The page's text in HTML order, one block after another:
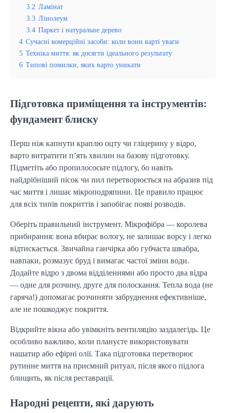
3.2 Ламінат
3.3 Лінолеум
3.4 Паркет і натуральне дерево
4 Сучасні комерційні засоби: коли вони варті уваги
5 Техніка миття: як досягти ідеального результату
6 Типові помилки, яких варто уникати
Підготовка приміщення та інструментів:
фундамент блиску
Перш ніж капнути краплю оцту чи гліцерину у відро,
варто витратити п’ять хвилин на базову підготовку.
Підметіть або пропилососьте підлогу, бо навіть
найдрібніший пісок чи пил перетворюється на абразив під
час миття і лишає мікроподряпини. Це правило працює
для всіх типів покриттів і запобігає появі розводів.
Оберіть правильний інструмент. Мікрофібра — королева
прибирання: вона вбирає вологу, не залишає ворсу і легко
відтискається. Звичайна ганчірка або губчаста швабра,
навпаки, розмазує бруд і вимагає частої зміни води.
Додайте відро з двома відділеннями або просто два відра
— одне для розчину, друге для полоскання. Тепла вода (не
гаряча!) допомагає розчиняти забруднення ефективніше,
але не пошкоджує покриття.
Відкрийте вікна або увімкніть вентиляцію заздалегідь. Це
особливо важливо, коли плануєте використовувати
нашатир або ефірні олії. Така підготовка перетворює
рутинне миття на приємний ритуал, після якого підлога
блищить, як після реставрації.
Народні рецепти, які дарують